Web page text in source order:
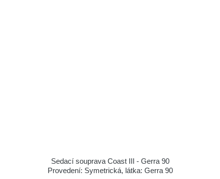
Sedací souprava Coast III - Gerra 90
Provedení: Symetrická, látka: Gerra 90